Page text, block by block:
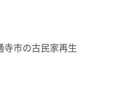
寺市の古民家再生